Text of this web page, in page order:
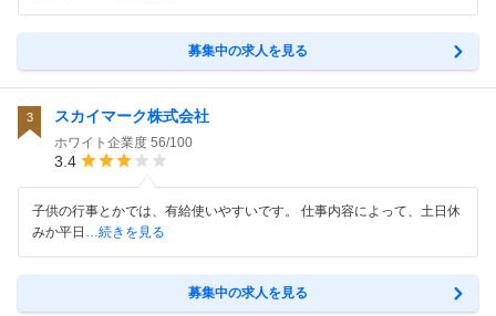
募集中の求人を見る
3 スカイマーク株式会社
ホワイト企業度 56/100
3.4
子供の行事とかでは、有給使いやすいです。 仕事内容によって、土日休
みか平日 …続きを見る
募集中の求人を見る